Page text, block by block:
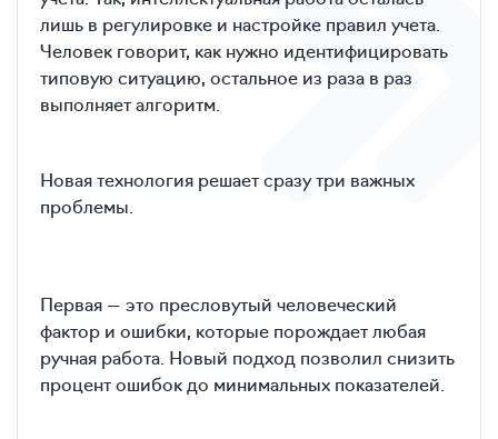
лишь в регулировке и настройке правил учета.
Человек говорит, как нужно идентифицировать
типовую ситуацию, остальное из раза в раз
выполняет алгоритм.
Новая технология решает сразу три важных
проблемы.
Первая — это пресловутый человеческий
фактор и ошибки, которые порождает любая
ручная работа. Новый подход позволил снизить
процент ошибок до минимальных показателей.